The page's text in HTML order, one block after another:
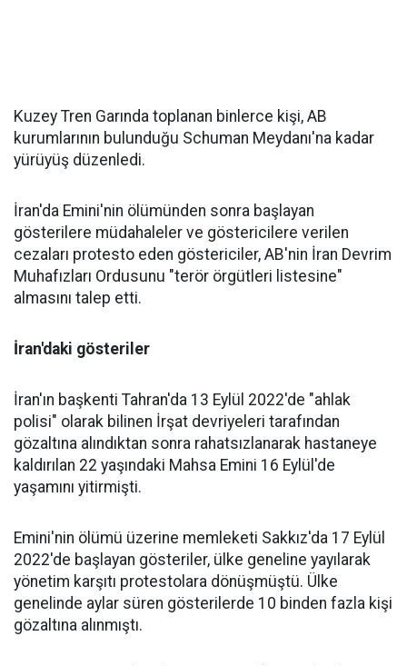
Kuzey Tren Garında toplanan binlerce kişi, AB
kurumlarının bulunduğu Schuman Meydanı'na kadar
yürüyüş düzenledi.
İran'da Emini'nin ölümünden sonra başlayan
gösterilere müdahaleler ve göstericilere verilen
cezaları protesto eden göstericiler, AB'nin İran Devrim
Muhafızları Ordusunu "terör örgütleri listesine"
almasını talep etti.
İran'daki gösteriler
İran'ın başkenti Tahran'da 13 Eylül 2022'de "ahlak
polisi" olarak bilinen İrşat devriyeleri tarafından
gözaltına alındıktan sonra rahatsızlanarak hastaneye
kaldırılan 22 yaşındaki Mahsa Emini 16 Eylül'de
yaşamını yitirmişti.
Emini'nin ölümü üzerine memleketi Sakkız'da 17 Eylül
2022'de başlayan gösteriler, ülke geneline yayılarak
yönetim karşıtı protestolara dönüşmüştü. Ülke
genelinde aylar süren gösterilerde 10 binden fazla kişi
gözaltına alınmıştı.